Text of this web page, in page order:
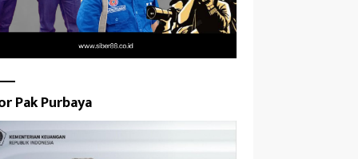
Pak Purbaya